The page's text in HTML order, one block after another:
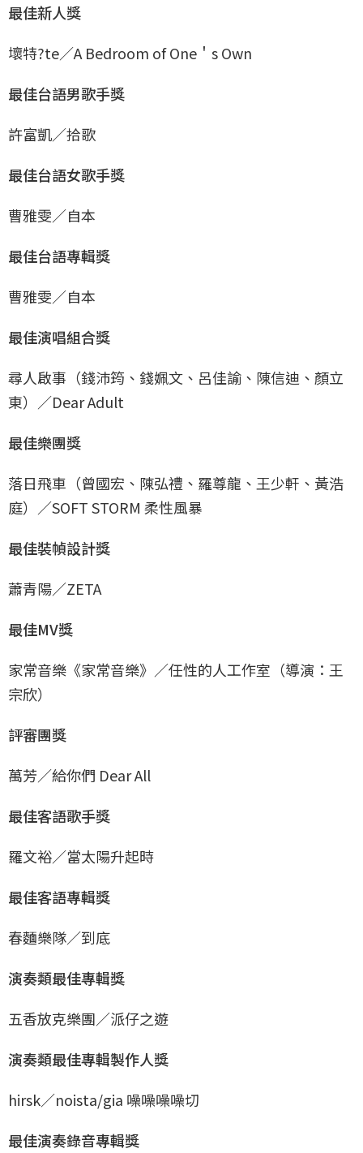
最佳新人獎
壞特?te／A Bedroom of One＇s Own
最佳台語男歌手獎
許富凱／拾歌
最佳台語女歌手獎
曹雅雯／自本
最佳台語專輯獎
曹雅雯／自本
最佳演唱組合獎
尋人啟事（錢沛筠、錢姵文、呂佳諭、陳信迪、顏立
東）／Dear Adult
最佳樂團獎
落日飛車（曾國宏、陳弘禮、羅尊龍、王少軒、黃浩
庭）／SOFT STORM 柔性風暴
最佳裝幀設計獎
蕭青陽／ZETA
最佳MV獎
家常音樂《家常音樂》／任性的人工作室（導演：王
宗欣）
評審團獎
萬芳／給你們 Dear All
最佳客語歌手獎
羅文裕／當太陽升起時
最佳客語專輯獎
春麵樂隊／到底
演奏類最佳專輯獎
五香放克樂團／派仔之遊
演奏類最佳專輯製作人獎
hirsk／noista/gia 噪噪噪噪切
最佳演奏錄音專輯獎